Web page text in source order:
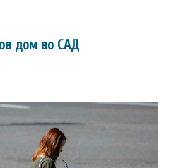
дом во САД